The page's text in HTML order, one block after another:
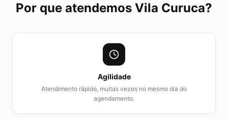
Por que atendemos Vila Curuca?
Agilidade
Atendimento rápido, muitas vezes no mesmo dia do
agendamento.